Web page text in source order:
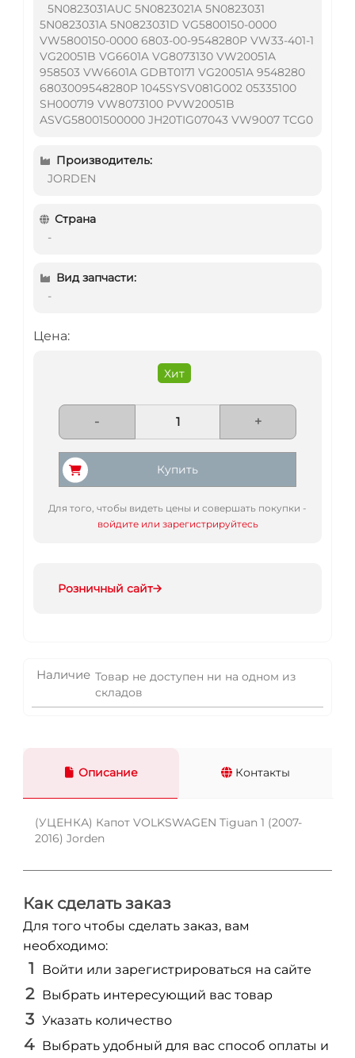
5N0823031AUC 5N0823021A 5N0823031
5N0823031A 5N0823031D VG5800150-0000
VW5800150-0000 6803-00-9548280P VW33-401-1
VG20051B VG6601A VG8073130 VW20051A
958503 VW6601A GDBT0171 VG20051A 9548280
6803009548280P 1045SYSV081G002 05335100
SH000719 VW8073100 PVW20051B
ASVG58001500000 JH20TIG07043 VW9007 TCG0
Производитель:
JORDEN
Страна
-
Вид запчасти:
-
Цена:
Хит
- +
Купить
Для того, чтобы видеть цены и совершать покупки -
войдите или зарегистрируйтесь
Розничный сайт
Наличие Товар не доступен ни на одном из
складов
Описание Контакты
(УЦЕНКА) Капот VOLKSWAGEN Tiguan 1 (2007-
2016) Jorden
Как сделать заказ
Для того чтобы сделать заказ, вам
необходимо:
Войти или зарегистрироваться на сайте
Выбрать интересующий вас товар
Указать количество
Выбрать удобный для вас способ оплаты и